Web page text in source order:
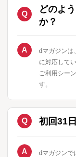
どのよ
か？
dマガジンは
に対応してい
ご利用シー
す。
初回31
dマガジンで